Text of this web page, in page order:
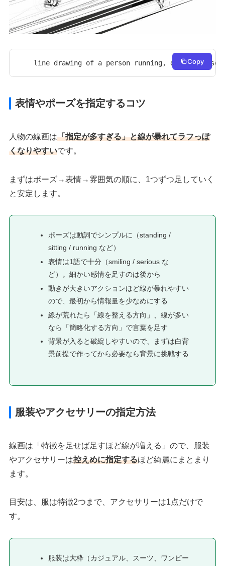
line drawing of a person running, dynamic
Copy
表情やポーズを指定するコツ
人物の線画は「指定が多すぎる」と線が暴れてラフっぽ
くなりやすいです。
まずはポーズ→表情→雰囲気の順に、1つずつ足していく
と安定します。
ポーズは動詞でシンプルに（standing /
sitting / running など）
表情は1語で十分（smiling / serious な
ど）。細かい感情を足すのは後から
動きが大きいアクションほど線が暴れやすい
ので、最初から情報量を少なめにする
線が荒れたら「線を整える方向」、線が多い
なら「簡略化する方向」で言葉を足す
背景が入ると破綻しやすいので、まずは白背
景前提で作ってから必要なら背景に挑戦する
服装やアクセサリーの指定方法
線画は「特徴を足せば足すほど線が増える」ので、服装
やアクセサリーは控えめに指定するほど綺麗にまとまり
ます。
目安は、服は特徴2つまで、アクセサリーは1点だけで
す。
服装は大枠（カジュアル、スーツ、ワンピー